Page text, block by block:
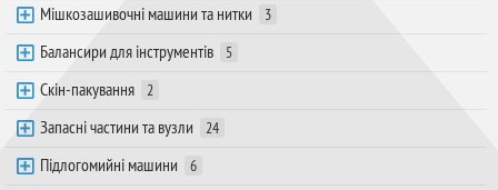
Мішкозашивочні машини та нитки 3
Балансири для інструментів 5
Скін-пакування 2
Запасні частини та вузли 24
Підлогомийні машини 6